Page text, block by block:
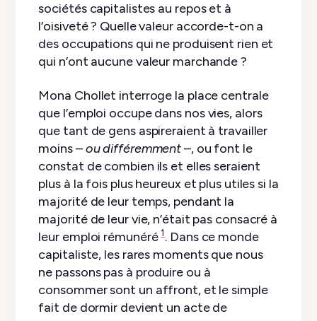
sociétés capitalistes au repos et à
l’oisiveté ? Quelle valeur accorde-t-on a
des occupations qui ne produisent rien et
qui n’ont aucune valeur marchande ?
Mona Chollet interroge la place centrale
que l’emploi occupe dans nos vies, alors
que tant de gens aspireraient à travailler
moins –ou différemment–, ou font le
constat de combien ils et elles seraient
plus à la fois plus heureux et plus utiles si la
majorité de leur temps, pendant la
majorité de leur vie, n’était pas consacré à
leur emploi rémunéré1. Dans ce monde
capitaliste, les rares moments que nous
ne passons pas à produire ou à
consommer sont un affront, et le simple
fait de dormir devient un acte de